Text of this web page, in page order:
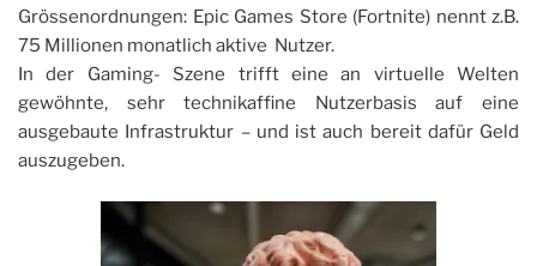
Grössenordnungen: Epic Games Store (Fortnite) nennt z.B.
75 Millionen monatlich aktive Nutzer.
In der Gaming- Szene trifft eine an virtuelle Welten
gewöhnte, sehr technikaffine Nutzerbasis auf eine
ausgebaute Infrastruktur – und ist auch bereit dafür Geld
auszugeben.